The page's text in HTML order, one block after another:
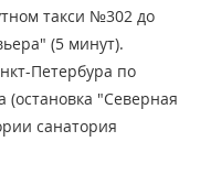
такси №302 до
(5 минут).
Петербура по
(остановка "Северная
санатория